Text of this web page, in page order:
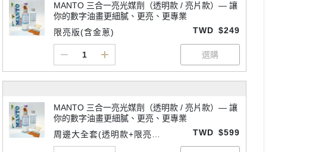
MANTO 三合一亮光媒劑（透明款 / 亮片款）— 讓
你的數字油畫更細膩、更亮、更專業
限亮版(含金蔥)
TWD $249
MANTO 三合一亮光媒劑（透明款 / 亮片款）— 讓
你的數字油畫更細膩、更亮、更專業
周邊大全套(透明款+限亮款
TWD $599